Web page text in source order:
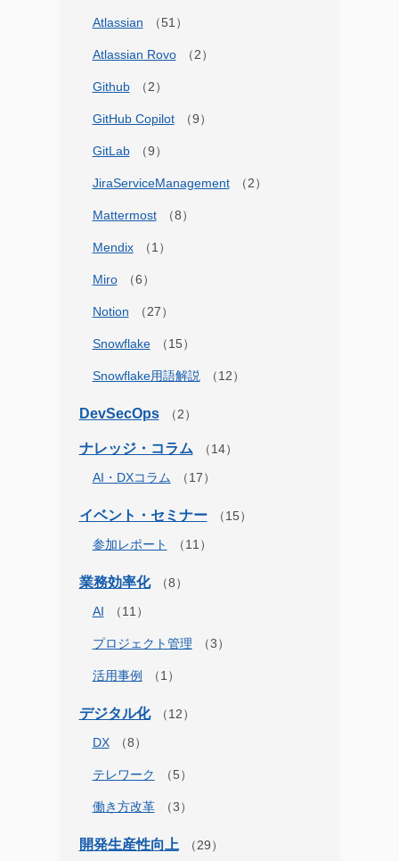
Atlassian
Atlassian Rovo
Github
GitHub Copilot
GitLab
JiraServiceManagement
Mattermost
Mendix
Miro
Notion
Snowflake
Snowflake用語解説
DevSecOps
ナレッジ・コラム
AI・DXコラム
イベント・セミナー
参加レポート
業務効率化
AI
プロジェクト管理
活用事例
デジタル化
DX
テレワーク
働き方改革
開発生産性向上